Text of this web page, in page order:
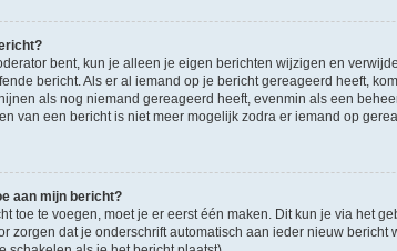
bent, kun je alleen je eigen berichten wijzigen en
bericht. Als er al iemand op je bericht gereageerd heeft,
als nog niemand gereageerd heeft, evenmin als een
van een bericht is niet meer mogelijk zodra er iemand op
aan mijn bericht?
toe te voegen, moet je er eerst één maken. Dit kun je via het
zorgen dat je onderschrift automatisch aan ieder nieuw